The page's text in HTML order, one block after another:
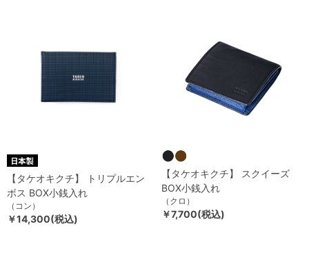
【タケオキクチ】 トリプルエン
ボス BOX小銭入れ
（コン）
￥14,300(税込)
【タケオキクチ】 スクイーズ
BOX小銭入れ
（クロ）
￥7,700(税込)